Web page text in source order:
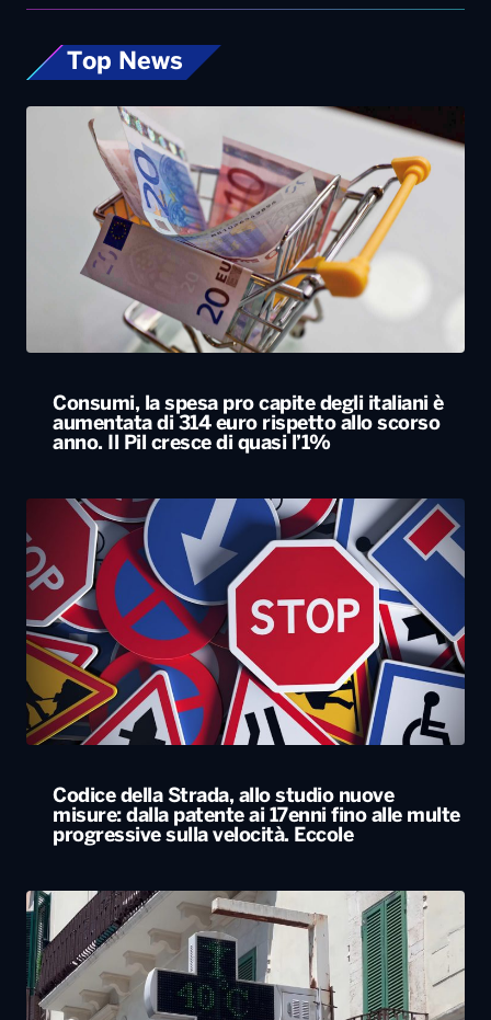
Top News
Consumi, la spesa pro capite degli italiani è
aumentata di 314 euro rispetto allo scorso
anno. Il Pil cresce di quasi l’1%
Codice della Strada, allo studio nuove
misure: dalla patente ai 17enni fino alle multe
progressive sulla velocità. Eccole